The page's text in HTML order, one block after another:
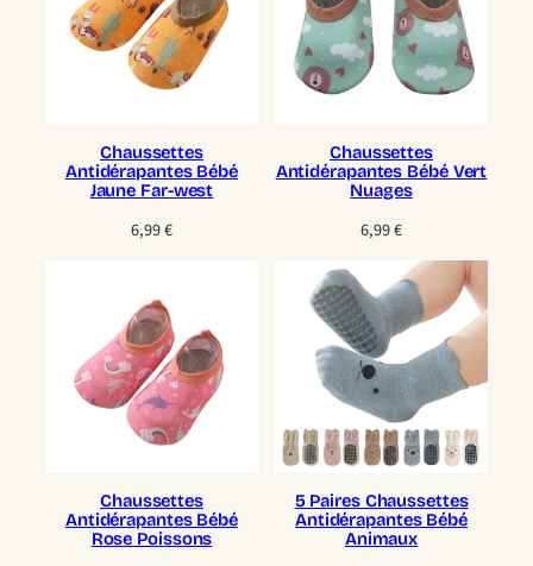
Chaussettes
Antidérapantes Bébé
Jaune Far-west
6,99€
Chaussettes
Antidérapantes Bébé Vert
Nuages
6,99€
Chaussettes
Antidérapantes Bébé
Rose Poissons
5 Paires Chaussettes
Antidérapantes Bébé
Animaux